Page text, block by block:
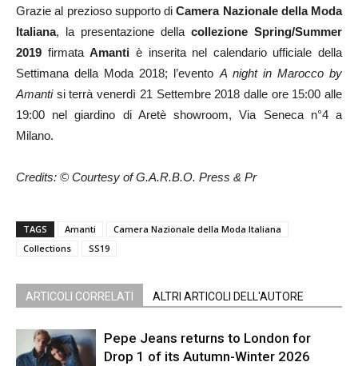
Grazie al prezioso supporto diCamera Nazionale della Moda
Italiana, la presentazione della collezione Spring/Summer
2019 firmataAmanti è inserita nel calendario ufficiale della
Settimana della Moda 2018; l’evento A night in Marocco by
Amantisi terrà venerdì 21 Settembre 2018 dalle ore 15:00 alle
19:00 nel giardino di Aretè showroom, Via Seneca n°4 a
Milano.
Credits: © Courtesy of G.A.R.B.O. Press & Pr
TAGS Amanti
Camera Nazionale della Moda Italiana
Collections
SS19
ARTICOLI CORRELATI ALTRI ARTICOLI DELL'AUTORE
Pepe Jeans returns to London for
Drop 1 of its Autumn-Winter 2026